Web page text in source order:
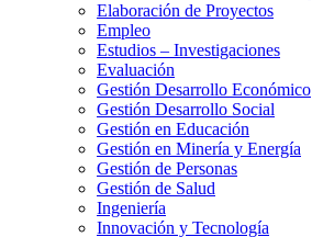
Elaboración de Proyectos
Empleo
Estudios – Investigaciones
Evaluación
Gestión Desarrollo Económico
Gestión Desarrollo Social
Gestión en Educación
Gestión en Minería y Energía
Gestión de Personas
Gestión de Salud
Ingeniería
Innovación y Tecnología